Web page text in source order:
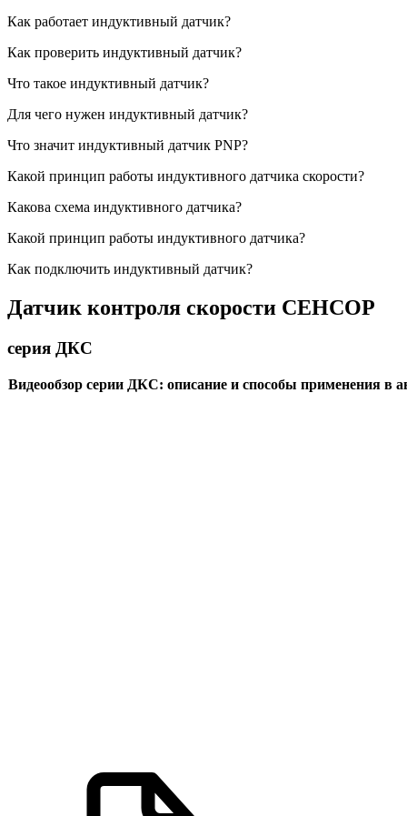
Как работает индуктивный датчик?
Как проверить индуктивный датчик?
Что такое индуктивный датчик?
Для чего нужен индуктивный датчик?
Что значит индуктивный датчик PNP?
Какой принцип работы индуктивного датчика скорости?
Какова схема индуктивного датчика?
Какой принцип работы индуктивного датчика?
Как подключить индуктивный датчик?
Датчик контроля скорости СЕНСОР
серия ДКС
Видеообзор серии ДКС: описание и способы применения в